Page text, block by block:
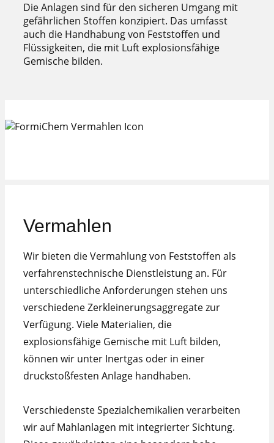
Die Anlagen sind für den sicheren Umgang mit
gefährlichen Stoffen konzipiert. Das umfasst
auch die Handhabung von Feststoffen und
Flüssigkeiten, die mit Luft explosionsfähige
Gemische bilden.
Vermahlen
Wir bieten die Vermahlung von Feststoffen als
verfahrenstechnische Dienstleistung an. Für
unterschiedliche Anforderungen stehen uns
verschiedene Zerkleinerungsaggregate zur
Verfügung. Viele Materialien, die
explosionsfähige Gemische mit Luft bilden,
können wir unter Inertgas oder in einer
druckstoßfesten Anlage handhaben.
Verschiedenste Spezialchemikalien verarbeiten
wir auf Mahlanlagen mit integrierter Sichtung.